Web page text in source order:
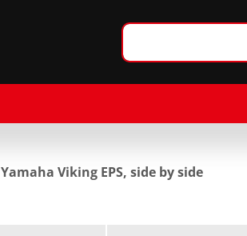
Yamaha Viking EPS, side by side